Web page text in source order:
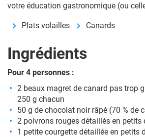
votre éducation gastronomique (ou
Plats volailles Canards
Ingrédients
Pour 4 personnes :
2 beaux magret de canard pas trop
250 g chacun
50 g de chocolat noir râpé (70 % de
2 poivrons rouges détaillés en petits
1 petite courgette détaillée en petits